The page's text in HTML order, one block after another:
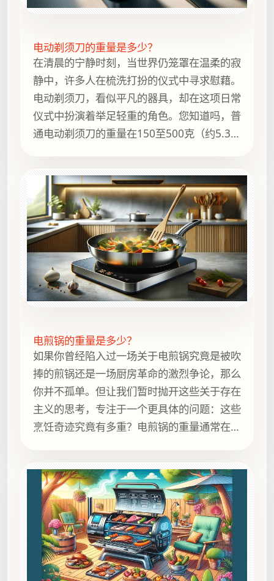
电动剃须刀的重量是多少？
在清晨的宁静时刻，当世界仍笼罩在温柔的寂
静中，许多人在梳洗打扮的仪式中寻求慰藉。
电动剃须刀，看似平凡的器具，却在这项日常
仪式中扮演着举足轻重的角色。您知道吗，普
通电动剃须刀的重量在150至500克（约5.3至
使用，成为全球个人护理中值得信赖的伴侣。
电煎锅的重量是多少？
如果你曾经陷入过一场关于电煎锅究竟是被吹
捧的煎锅还是一场厨房革命的激烈争论，那么
你并不孤单。但让我们暂时抛开这些关于存在
主义的思考，专注于一个更具体的问题：这些
烹饪奇迹究竟有多重？电煎锅的重量通常在5
品牌和型号。这样的重量让它足够轻便，便于
操作，同时又足够坚固，足以支撑你的烹饪。